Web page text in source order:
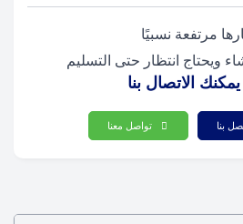
مرتفعة نسبيًا
ويحتاج انتظار حتى التسليم
الاتصال بنا
بنا تواصل معنا